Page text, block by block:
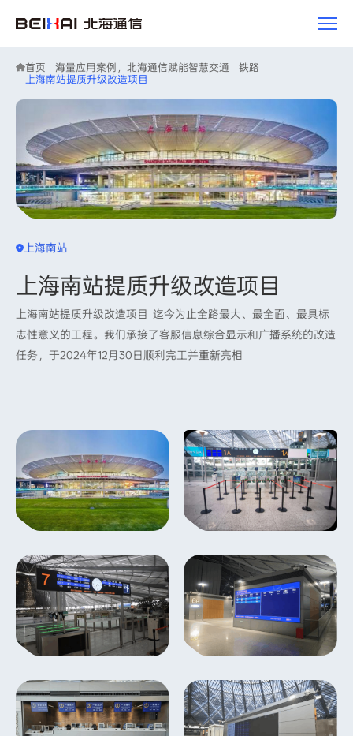
研
首页 海量应用案例，北海通信赋能智慧交通
铁路
上海南站提质升级改造项目
上海南站
上海南站提质升级改造项目
上海南站提质升级改造项目 迄今为止全路最大、最全面、最具标
志性意义的工程。我们承接了客服信息综合显示和广播系统的改造
任务，于2024年12月30日顺利完工并重新亮相